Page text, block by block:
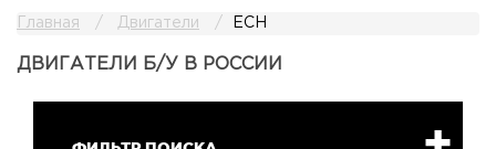
Главная Двигатели ECH
ДВИГАТЕЛИ Б/У В РОССИИ